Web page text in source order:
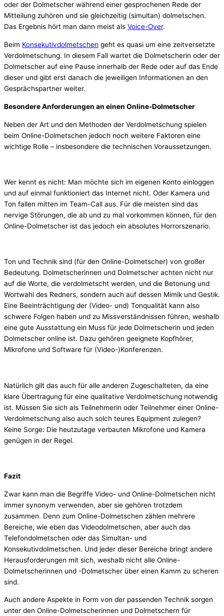
oder der Dolmetscher während einer gesprochenen Rede der
Mitteilung zuhören und sie gleichzeitig (simultan) dolmetschen.
Das Ergebnis hört man dann meist als Voice-Over.
Beim Konsekutivdolmetschen geht es quasi um eine zeitversetzte
Verdolmetschung. In diesem Fall wartet die Dolmetscherin oder der
Dolmetscher auf eine Pause innerhalb der Rede oder auf das Ende
dieser und gibt erst danach die jeweiligen Informationen an den
Gesprächspartner weiter.
Besondere Anforderungen an einen Online-Dolmetscher
Neben der Art und den Methoden der Verdolmetschung spielen
beim Online-Dolmetschen jedoch noch weitere Faktoren eine
wichtige Rolle – insbesondere die technischen Voraussetzungen.
Wer kennt es nicht: Man möchte sich im eigenen Konto einloggen
und auf einmal funktioniert das Internet nicht. Oder Kamera und
Ton fallen mitten im Team-Call aus. Für die meisten sind das
nervige Störungen, die ab und zu mal vorkommen können, für den
Online-Dolmetscher ist das jedoch ein absolutes Horrorszenario.
Ton und Technik sind (für den Online-Dolmetscher) von großer
Bedeutung. Dolmetscherinnen und Dolmetscher achten nicht nur
auf die Worte, die verdolmetscht werden, und die Betonung und
Wortwahl des Redners, sondern auch auf dessen Mimik und Gestik.
Eine Beeinträchtigung der (Video- und) Tonqualität kann also
schwere Folgen haben und zu Missverständnissen führen, weshalb
eine gute Ausstattung ein Muss für jede Dolmetscherin und jeden
Dolmetscher online ist. Dazu gehören geeignete Kopfhörer,
Mikrofone und Software für (Video-)Konferenzen.
Natürlich gilt das auch für alle anderen Zugeschalteten, da eine
klare Übertragung für eine qualitative Verdolmetschung notwendig
ist. Müssen Sie sich als Teilnehmerin oder Teilnehmer einer Online-
Verdolmetschung also auch solch teures Equipment zulegen?
Keine Sorge: Die heutzutage verbauten Mikrofone und Kamera
genügen in der Regel.
Fazit
Zwar kann man die Begriffe Video- und Online-Dolmetschen nicht
immer synonym verwenden, aber sie gehören trotzdem
zusammen. Denn zum Online-Dolmetschen zählen mehrere
Bereiche, wie eben das Videodolmetschen, aber auch das
Telefondolmetschen oder das Simultan- und
Konsekutivdolmetschen. Und jeder dieser Bereiche bringt andere
Herausforderungen mit sich, weshalb nicht alle Online-
Dolmetscherinnen und -Dolmetscher über einen Kamm zu scheren
sind.
Auch andere Aspekte in Form von der passenden Technik sorgen
unter den Online-Dolmetscherinnen und Dolmetschern für